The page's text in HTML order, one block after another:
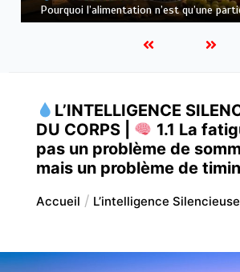
variété
L’INTELLIGENCE
DU CORPS |
1.1 La
pas un problème de
mais un problème de
Accueil L’intelligence